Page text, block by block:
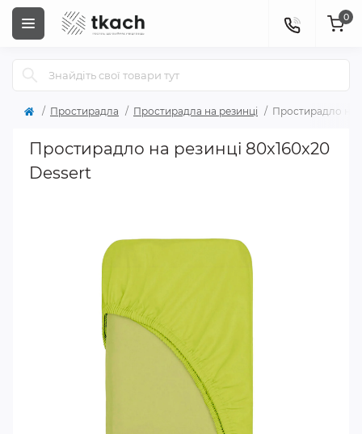
0
Простирадла Простирадла на резинці Простирадло на
Простирадло на резинці 80x160x20
Dessert